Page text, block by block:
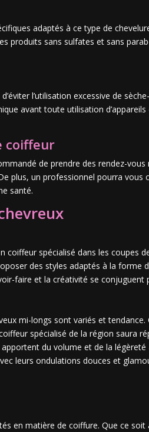
adaptés à ce type de
produits sans sulfates et sans
l’utilisation excessive de
avant toute utilisation
coiffeur
de prendre des rendez-
plus, un professionnel pourra
santé.
spécialisé dans les coupes
des styles adaptés à la forme
faire et la créativité se conjuguent
mi-longs sont variés et
spécialisé de la région saura
du volume et de la
leurs ondulations douces et
en matière de coiffure. Que ce